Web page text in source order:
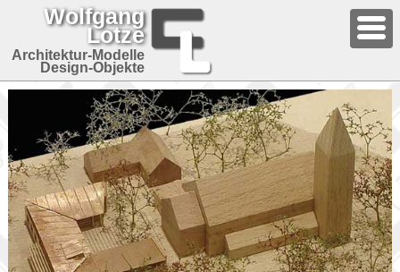
Wolfgang
Lotze
Architektur-Modelle
Design-Objekte